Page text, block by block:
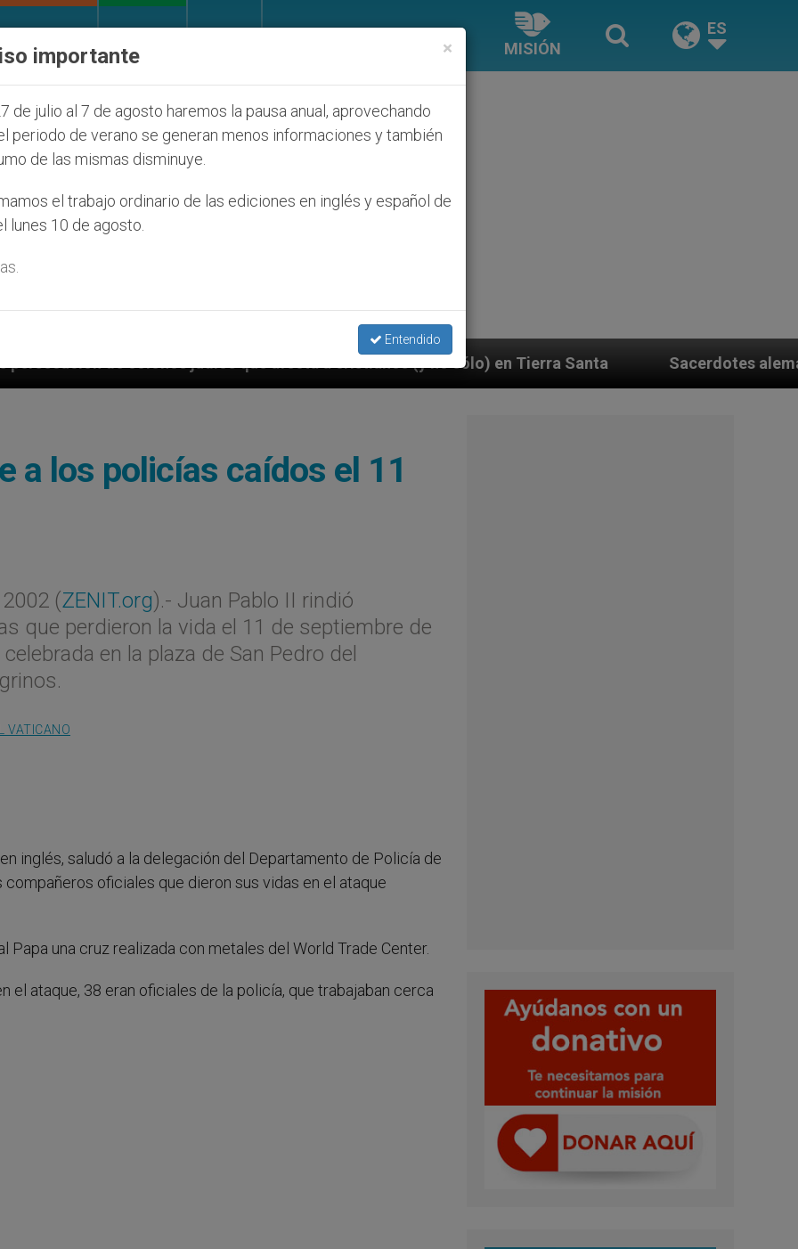
MISIÓN
ES
judíos que afecta a cristianos (y no sólo) en Tierra Santa Sacerdotes alemanes fieles al Papa
a los policías caídos el 11
(ZENIT.org).- Juan Pablo II rindió
que perdieron la vida el 11 de septiembre de
en la plaza de San Pedro del
VATICANO
inglés, saludó a la delegación del Departamento de Policía de
compañeros oficiales que dieron sus vidas en el ataque
una cruz realizada con metales del World Trade Center.
el ataque, 38 eran oficiales de la policía, que trabajaban cerca
×
importante
de julio al 7 de agosto haremos la pausa anual, aprovechando
periodo de verano se generan menos informaciones y también
de las mismas disminuye.
el trabajo ordinario de las ediciones en inglés y español de
lunes 10 de agosto.
Entendido